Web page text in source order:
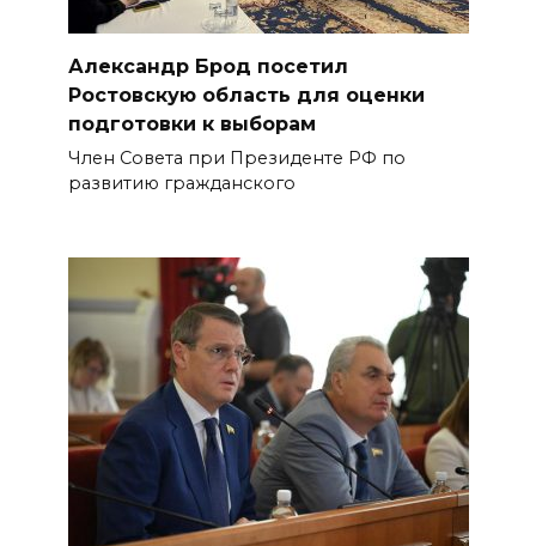
Александр Брод посетил
Ростовскую область для оценки
подготовки к выборам
Член Совета при Президенте РФ по
развитию гражданского